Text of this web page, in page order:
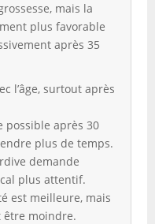
mais la
plus favorable
après 35
l’âge, surtout après
possible après 30
plus de temps.
demande
plus attentif.
est meilleure, mais
être moindre.